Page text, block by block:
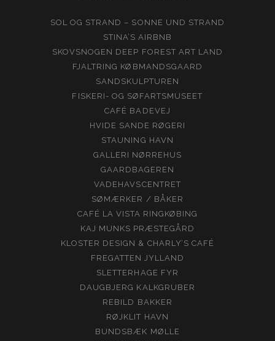
SOL OG STRAND – SONNE UND STRAND
STINA’S AIRBNB
SKOVSNOGEN DEEP FOREST ART LAND
FJALTRING KØBMANDSGAARD
SANDSKULPTUREN
FISKERI- OG SØFARTSMUSEET
CAFÉ BADEVEJ
HVIDE SANDE RØGERI
STAUNING HAVN
GALLERI NØRREHUS
GAARDBAGEREN
VADEHAVSCENTRET
SØMÆRKER / BÅKER
CAFÉ LA VISTA RINGKØBING
KAJ MUNKS PRÆSTEGÅRD
KLOSTER DESIGN & CHARLY’S CAFÉ
FREGATTEN JYLLAND
SLETTERHAGE FYR
DAUGBJERG KALKGRUBER
REBILD BAKKER
RØJKLIT HAVN
BUNDSBÆK MØLLE